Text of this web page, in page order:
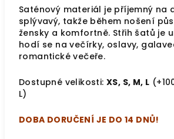
Saténový materiál je příjemný na
splývavý, takže během nošení
žensky a komfortně. Střih šatů je
hodí se na večírky, oslavy,
romantické večeře.
Dostupné velikosti: XS, S, M, L
L)
DOBA DORUČENÍ JE DO 14 DNŮ!